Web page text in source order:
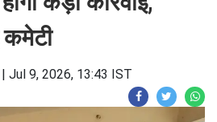
कमेटी
| Jul 9, 2026, 13:43 IST